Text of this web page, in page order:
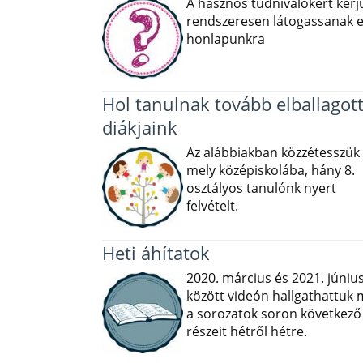
rendszeresen látogassanak
honlapunkra
Hol tanulnak tovább elballagott
diákjaink
Az alábbiakban közzétesszük
mely középiskolába, hány 8.
osztályos tanulónk nyert
felvételt.
Heti áhítatok
2020. március és 2021. június
között videón hallgathattuk
a sorozatok soron következő
részeit hétről hétre.